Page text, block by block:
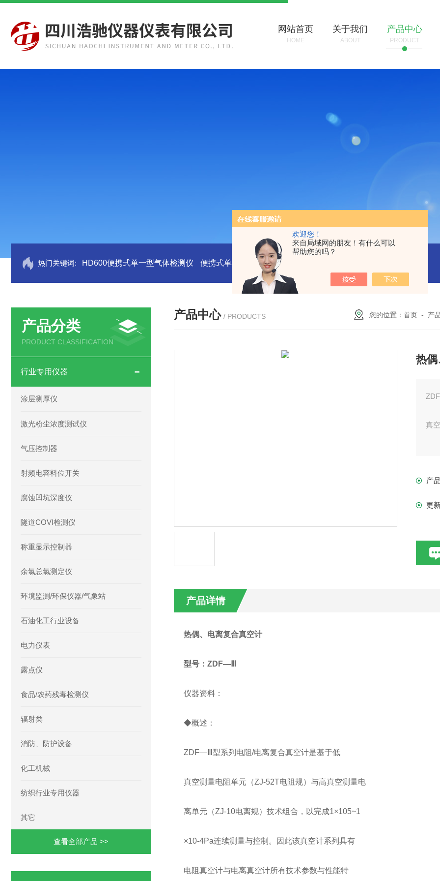
欢迎您！
来自局域网的朋友！有什么可以
帮助您的吗？
网站首页
HOME
关于我们
ABOUT
产品中心
PRODUCT
热门关键词: HD600便携式单一型气体检测仪 便携式单一气体检测仪
产品分类
PRODUCT CLASSIFICATION
行业专用仪器
涂层测厚仪
激光粉尘浓度测试仪
气压控制器
射频电容料位开关
腐蚀凹坑深度仪
隧道COVI检测仪
称重显示控制器
余氯总氯测定仪
环境监测/环保仪器/气象站
石油化工行业设备
电力仪表
露点仪
食品/农药残毒检测仪
辐射类
消防、防护设备
化工机械
纺织行业专用仪器
其它
查看全部产品 >>
产品中心 / PRODUCTS 您的位置： 首页 - 产
热
真
电
点
种
产
更
产品详情
热偶、电离复合真空计
型号：ZDF―Ⅲ
仪器资料：
◆概述：
ZDF―Ⅲ型系列电阻/电离复合真空计是基于低
真空测量电阻单元（ZJ-52T电阻规）与高真空测量电
离单元（ZJ-10电离规）技术组合，以完成1×105~1
×10-4Pa连续测量与控制。因此该真空计系列具有
电阻真空计与电离真空计所有技术参数与性能特